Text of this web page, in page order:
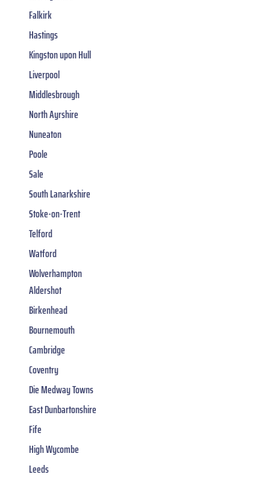
Falkirk
Hastings
Kingston upon Hull
Liverpool
Middlesbrough
North Ayrshire
Nuneaton
Poole
Sale
South Lanarkshire
Stoke-on-Trent
Telford
Watford
Wolverhampton
Aldershot
Birkenhead
Bournemouth
Cambridge
Coventry
Die Medway Towns
East Dunbartonshire
Fife
High Wycombe
Leeds